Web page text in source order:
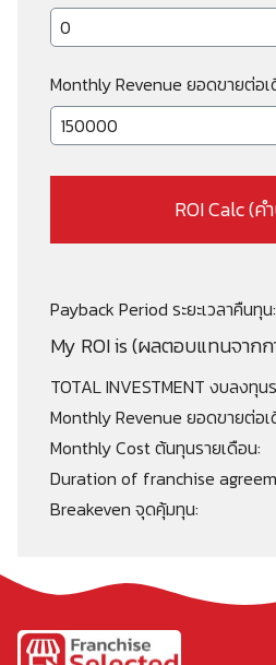
Monthly Revenue ยอดขายต่อ
ROI Calc (ค
Payback Period ระยะเวลาคืนทุน:
My ROI is (ผลตอบแทนจาก
TOTAL INVESTMENT งบลงทุน
Monthly Revenue ยอดขายต่อเ
Monthly Cost ต้นทุนรายเดือน:
Duration of franchise
Breakeven จุดคุ้มทุน: